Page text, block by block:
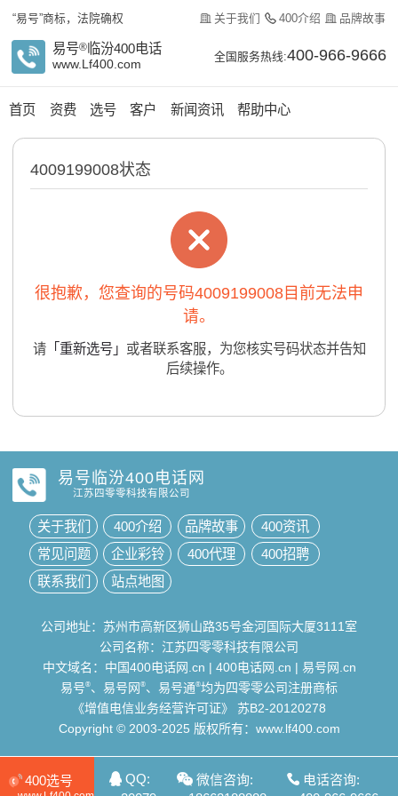
“易号”商标，法院确权 关于我们 400介绍 品牌故事
易号®临汾400电话
www.Lf400.com
全国服务热线:400-966-9666
首页 资费 选号 客户 新闻资讯 帮助中心
4009199008状态
很抱歉，您查询的号码4009199008目前无法申
请。
请「重新选号」 或者联系客服，为您核实号码状态并告知
后续操作。
易号临汾400电话网
江苏四零零科技有限公司
关于我们 400介绍 品牌故事
400资讯
常见问题
企业彩铃 400代理
400招聘
联系我们
站点地图
公司地址：苏州市高新区狮山路35号金河国际大厦3111室
公司名称：江苏四零零科技有限公司
中文域名： 中国400电话网.cn | 400电话网.cn | 易号网.cn
易号®、易号网®、易号通®均为四零零公司注册商标
《增值电信业务经营许可证》
苏B2-20120278
Copyright © 2003-2025 版权所有：www.lf400.com
400选号
QQ:
微信咨询:
电话咨询: